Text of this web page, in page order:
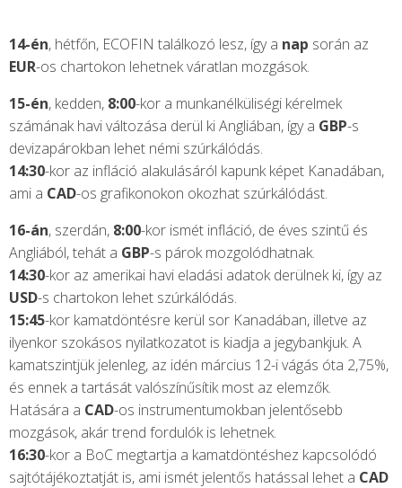
14-én, hétfőn, ECOFIN találkozó lesz, így a nap során az
EUR-os chartokon lehetnek váratlan mozgások.
15-én, kedden, 8:00-kor a munkanélküliségi kérelmek
számának havi változása derül ki Angliában, így a GBP-s
devizapárokban lehet némi szúrkálódás.
14:30-kor az infláció alakulásáról kapunk képet Kanadában,
ami a CAD-os grafikonokon okozhat szúrkálódást.
16-án, szerdán, 8:00-kor ismét infláció, de éves szintű és
Angliából, tehát a GBP-s párok mozgolódhatnak.
14:30-kor az amerikai havi eladási adatok derülnek ki, így az
USD-s chartokon lehet szúrkálódás.
15:45-kor kamatdöntésre kerül sor Kanadában, illetve az
ilyenkor szokásos nyilatkozatot is kiadja a jegybankjuk. A
kamatszintjük jelenleg, az idén március 12-i vágás óta 2,75%,
és ennek a tartását valószínűsítik most az elemzők.
Hatására a CAD-os instrumentumokban jelentősebb
mozgások, akár trend fordulók is lehetnek.
16:30-kor a BoC megtartja a kamatdöntéshez kapcsolódó
sajtótájékoztatját is, ami ismét jelentős hatással lehet a CAD